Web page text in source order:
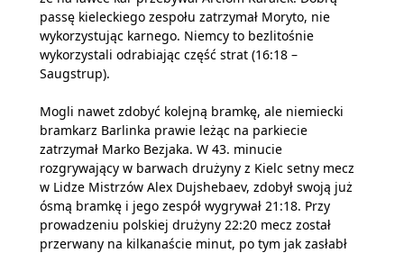
passę kieleckiego zespołu zatrzymał Moryto, nie
wykorzystując karnego. Niemcy to bezlitośnie
wykorzystali odrabiając część strat (16:18 –
Saugstrup).
Mogli nawet zdobyć kolejną bramkę, ale niemiecki
bramkarz Barlinka prawie leżąc na parkiecie
zatrzymał Marko Bezjaka. W 43. minucie
rozgrywający w barwach drużyny z Kielc setny mecz
w Lidze Mistrzów Alex Dujshebaev, zdobył swoją już
ósmą bramkę i jego zespół wygrywał 21:18. Przy
prowadzeniu polskiej drużyny 22:20 mecz został
przerwany na kilkanaście minut, po tym jak zasłabł